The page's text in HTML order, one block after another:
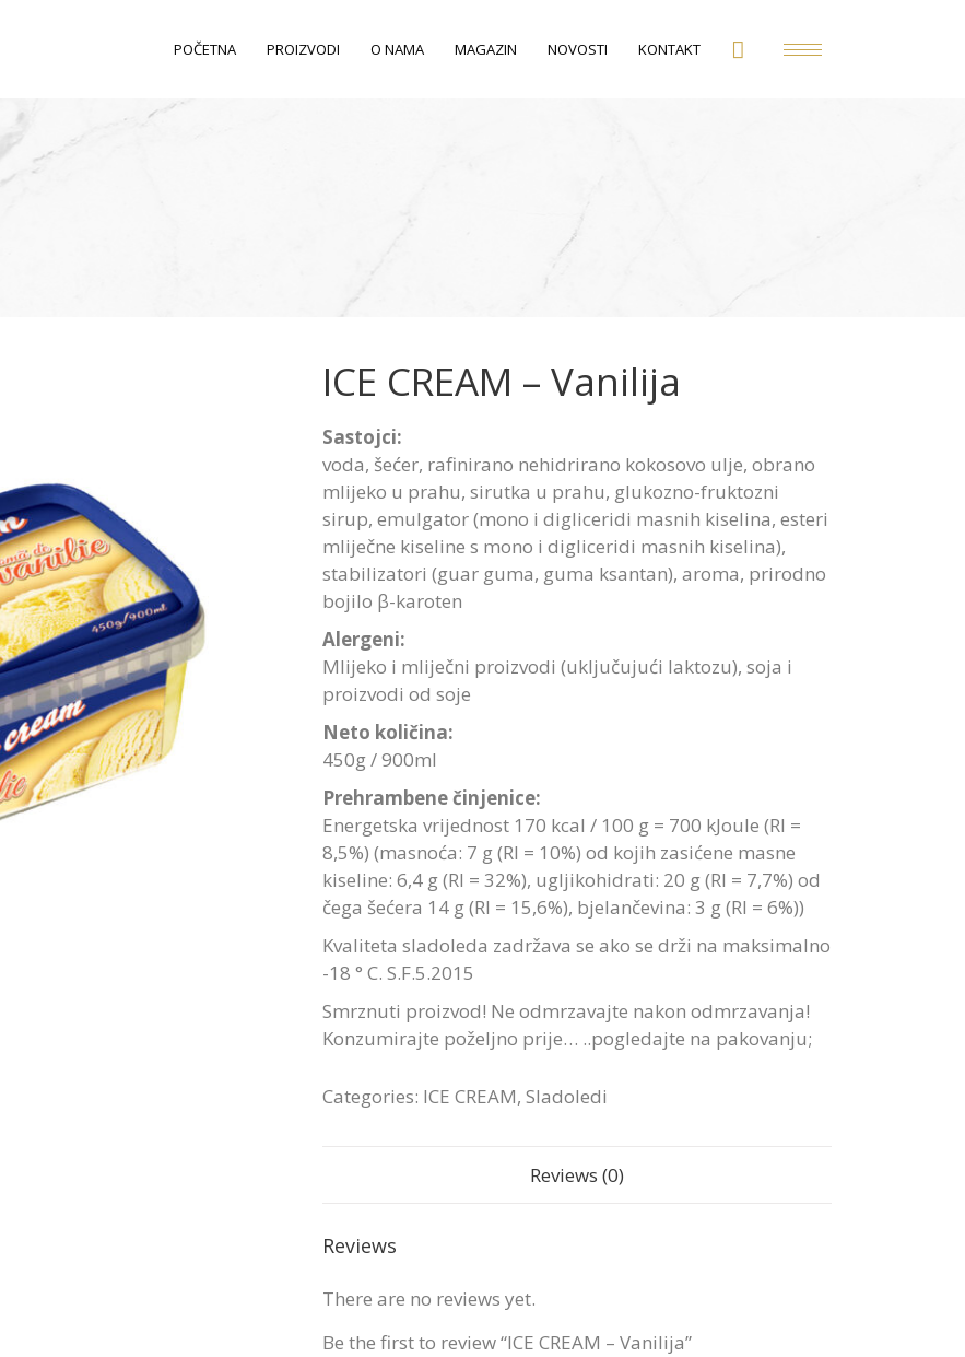
POČETNA PROIZVODI O NAMA MAGAZIN NOVOSTI KONTAKT
ICE CREAM – Vanilija
Sastojci:
voda, šećer, rafinirano nehidrirano kokosovo ulje, obrano
mlijeko u prahu, sirutka u prahu, glukozno-fruktozni
sirup, emulgator (mono i digliceridi masnih kiselina, esteri
mliječne kiseline s mono i digliceridi masnih kiselina),
stabilizatori (guar guma, guma ksantan), aroma, prirodno
bojilo β-karoten
Alergeni:
Mlijeko i mliječni proizvodi (uključujući laktozu), soja i
proizvodi od soje
Neto količina:
450g / 900ml
Prehrambene činjenice:
Energetska vrijednost 170 kcal / 100 g = 700 kJoule (RI =
8,5%) (masnoća: 7 g (RI = 10%) od kojih zasićene masne
kiseline: 6,4 g (RI = 32%), ugljikohidrati: 20 g (RI = 7,7%) od
čega šećera 14 g (RI = 15,6%), bjelančevina: 3 g (RI = 6%))
Kvaliteta sladoleda zadržava se ako se drži na maksimalno
-18 ° C. S.F.5.2015
Smrznuti proizvod! Ne odmrzavajte nakon odmrzavanja!
Konzumirajte poželjno prije… ..pogledajte na pakovanju;
Categories: ICE CREAM, Sladoledi
Reviews (0)
Reviews
There are no reviews yet.
Be the first to review “ICE CREAM – Vanilija”